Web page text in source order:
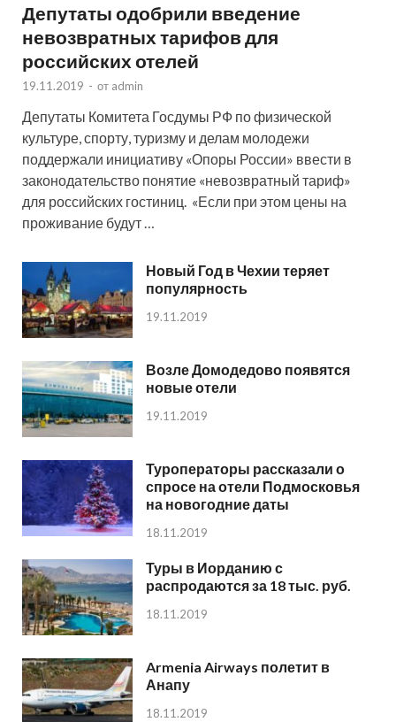
Депутаты одобрили введение
невозвратных тарифов для
российских отелей
19.11.2019 - от admin
Депутаты Комитета Госдумы РФ по физической
культуре, спорту, туризму и делам молодежи
поддержали инициативу «Опоры России» ввести в
законодательство понятие «невозвратный тариф»
для российских гостиниц. «Если при этом цены на
проживание будут …
Новый Год в Чехии теряет
популярность
19.11.2019
Возле Домодедово появятся
новые отели
19.11.2019
Туроператоры рассказали о
спросе на отели Подмосковья
на новогодние даты
18.11.2019
Туры в Иорданию с
распродаются за 18 тыс. руб.
18.11.2019
Armenia Airways полетит в
Анапу
18.11.2019